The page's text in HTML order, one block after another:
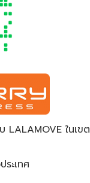
LALAMOVE ในเขต
ะเทศ